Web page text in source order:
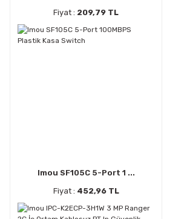
Fiyat : 209,79 TL
Imou SF105C 5-Port 1 ...
Fiyat : 452,96 TL